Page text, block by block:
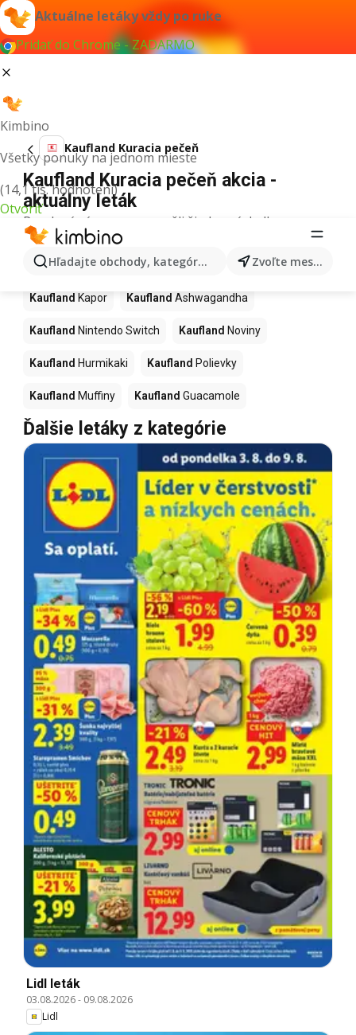
Aktuálne letáky vždy po ruke
Pridať do Chrome - ZADARMO
Kimbino
Všetky ponuky na jednom mieste
(14,1 tis. hodnotení)
Otvoriť
Hľadajte obchody, kategórie, produkty... Zvoľte mesto
Kaufland Kuracia pečeň
Kaufland Kuracia pečeň akcia -
aktuálny leták
Pre daný výraz sme nenašli žiadne výsledky.
Ďalšie produkty v obchodoch
Kaufland
Kaufland Kapor Kaufland Ashwagandha
Kaufland Nintendo Switch Kaufland Noviny
Kaufland Hurmikaki Kaufland Polievky
Kaufland Muffiny Kaufland Guacamole
Ďalšie letáky z kategórie
Lidl leták
03.08.2026- 09.08.2026
Lidl